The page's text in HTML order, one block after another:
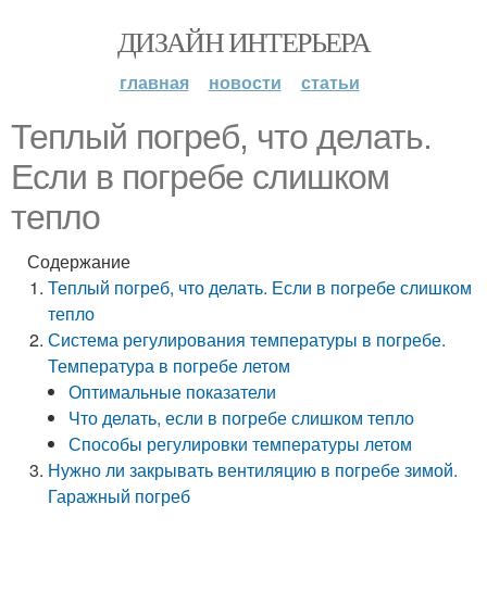
ДИЗАЙН ИНТЕРЬЕРА
главная новости статьи
Теплый погреб, что делать.
Если в погребе слишком
тепло
Содержание
Теплый погреб, что делать. Если в погребе слишком
тепло
Система регулирования температуры в погребе.
Температура в погребе летом
Оптимальные показатели
Что делать, если в погребе слишком тепло
Способы регулировки температуры летом
Нужно ли закрывать вентиляцию в погребе зимой.
Гаражный погреб